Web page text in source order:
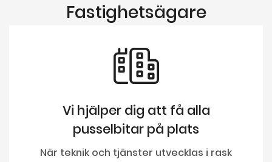
Fastighetsägare
Vi hjälper dig att få alla
pusselbitar på plats
När teknik och tjänster utvecklas i rask